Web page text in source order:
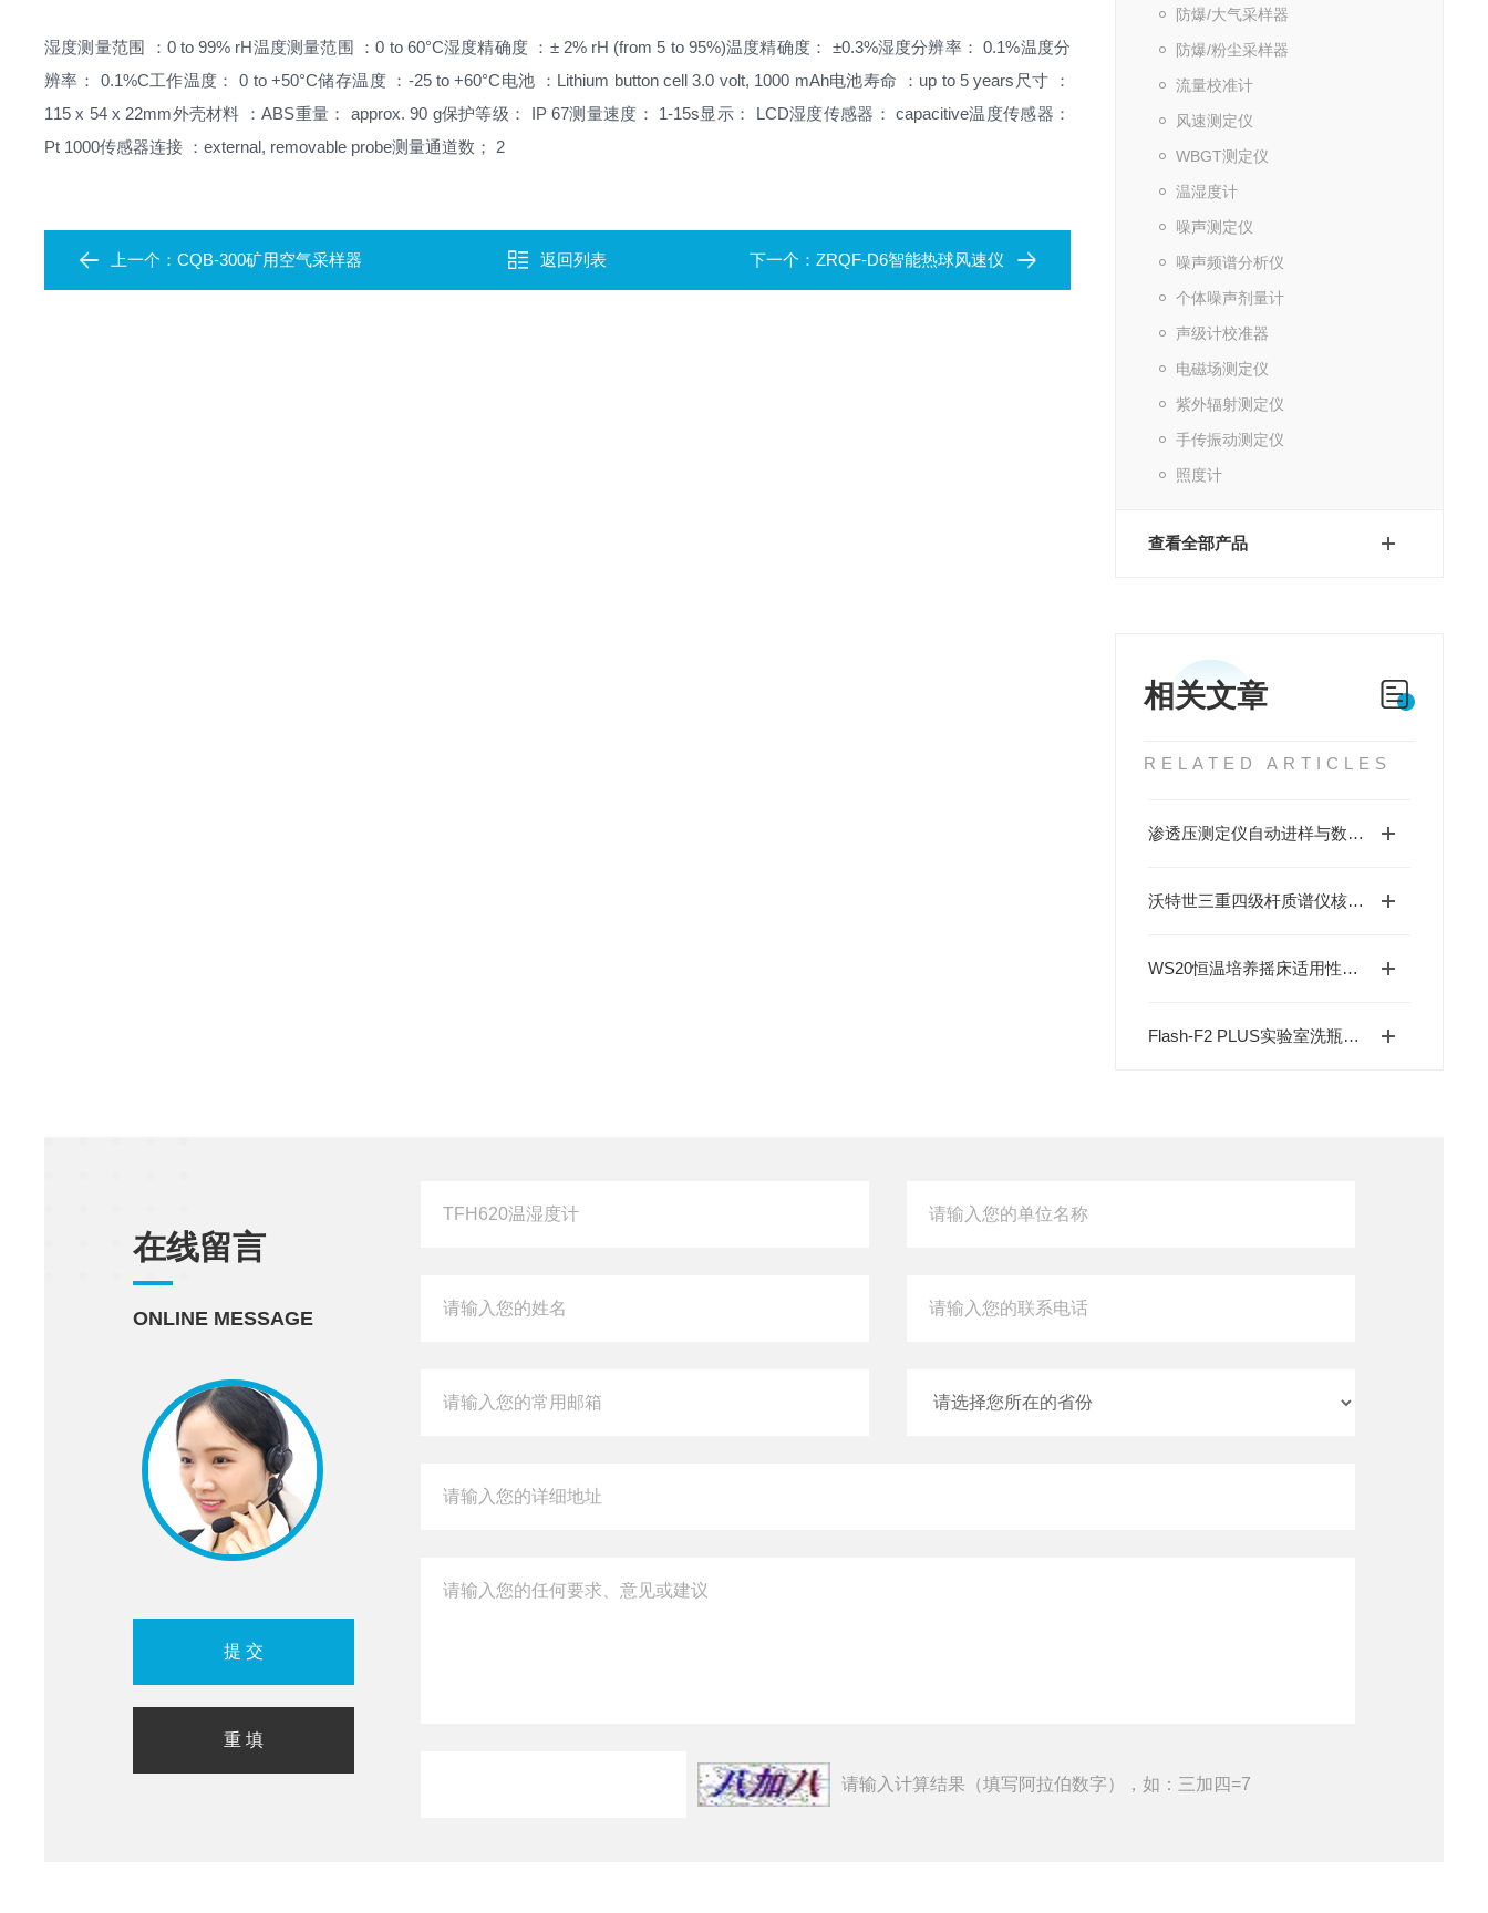
防爆/大气采样器
防爆/粉尘采样器
流量校准计
风速测定仪
WBGT测定仪
温湿度计
噪声测定仪
噪声频谱分析仪
个体噪声剂量计
声级计校准器
电磁场测定仪
紫外辐射测定仪
手传振动测定仪
照度计
查看全部产品
相关文章
RELATED ARTICLES
渗透压测定仪自动进样与数据处理系统
沃特世三重四级杆质谱仪核心使用目的解读
WS20恒温培养摇床适用性分析
Flash-F2 PLUS实验室洗瓶机：提升实验室清洁效率的关键工具
湿度测量范围 ：0 to 99% rH温度测量范围 ：0 to 60°C湿度精确度 ：± 2% rH (from 5 to 95%)温度精确度： ±0.3%湿度分辨率： 0.1%温度分
辨率： 0.1%C工作温度： 0 to +50°C储存温度 ：-25 to +60°C电池 ：Lithium button cell 3.0 volt, 1000 mAh电池寿命 ：up to 5 years 尺寸 ：
115 x 54 x 22mm外壳材料 ：ABS重量： approx. 90 g保护等级： IP 67测量速度： 1-15s显示： LCD湿度传感器： capacitive温度传感器：
Pt 1000传感器连接 ：external, removable probe测量通道数； 2
上一个： CQB-300矿用空气采样器 返回列表 下一个： ZRQF-D6智能热球风速仪
在线留言
ONLINE MESSAGE
请输入计算结果（填写阿拉伯数字），如：三加四=7